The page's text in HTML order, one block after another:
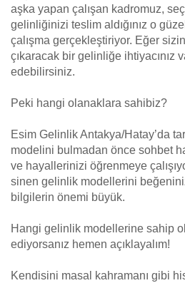
aşka yapan çalışan kadromuz,
gelinliğinizi teslim aldığınız o
çalışma gerçekleştiriyor. Eğer
çıkaracak bir gelinliğe ihtiyacınız
edebilirsiniz.
Peki hangi olanaklara sahibiz?
Esim Gelinlik Antakya/Hatay’da
modelini bulmadan önce sohbet
ve hayallerinizi öğrenmeye
sinen gelinlik modellerini
bilgilerin önemi büyük.
Hangi gelinlik modellerine sahip
ediyorsanız hemen açıklayalım!
Kendisini masal kahramanı gibi